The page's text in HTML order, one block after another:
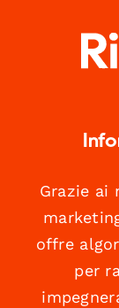
Grazie ai
offre
per